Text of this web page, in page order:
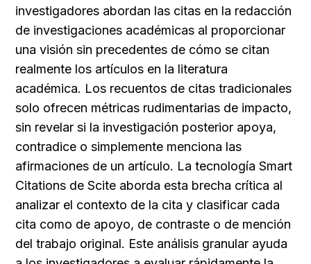
investigadores abordan las citas en la redacción
de investigaciones académicas al proporcionar
una visión sin precedentes de cómo se citan
realmente los artículos en la literatura
académica. Los recuentos de citas tradicionales
solo ofrecen métricas rudimentarias de impacto,
sin revelar si la investigación posterior apoya,
contradice o simplemente menciona las
afirmaciones de un artículo. La tecnología Smart
Citations de Scite aborda esta brecha crítica al
analizar el contexto de la cita y clasificar cada
cita como de apoyo, de contraste o de mención
del trabajo original. Este análisis granular ayuda